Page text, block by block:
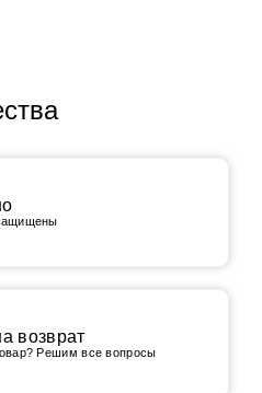
возврат
Решим все вопросы